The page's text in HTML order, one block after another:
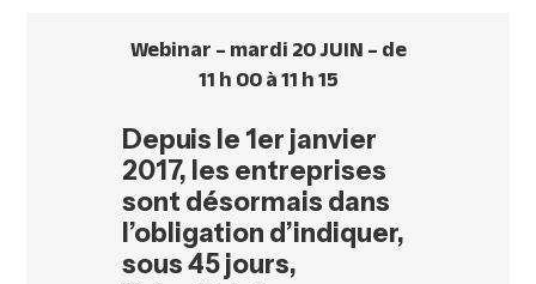
Nous contacter
Webinar – mardi 20 JUIN – de
11 h 00 à 11 h 15
Depuis le 1er janvier
2017, les entreprises
sont désormais dans
l’obligation d’indiquer,
sous 45 jours,